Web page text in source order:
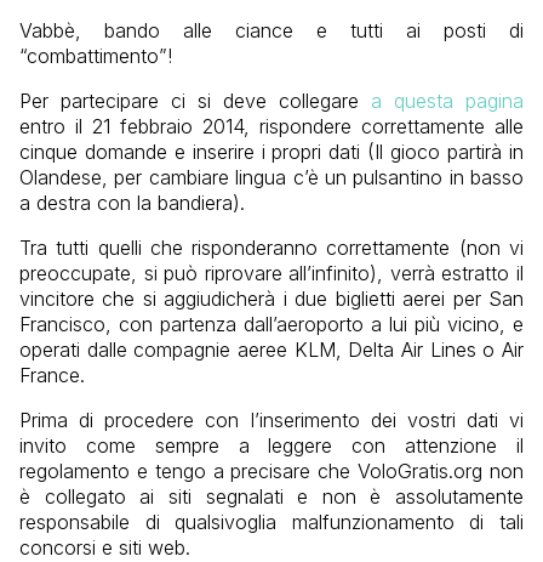
Vabbè, bando alle ciance e tutti ai posti di
“combattimento”!
Per partecipare ci si deve collegare a questa pagina
entro il 21 febbraio 2014, rispondere correttamente alle
cinque domande e inserire i propri dati (Il gioco partirà in
Olandese, per cambiare lingua c’è un pulsantino in basso
a destra con la bandiera).
Tra tutti quelli che risponderanno correttamente (non vi
preoccupate, si può riprovare all’infinito), verrà estratto il
vincitore che si aggiudicherà i due biglietti aerei per San
Francisco, con partenza dall’aeroporto a lui più vicino, e
operati dalle compagnie aeree KLM, Delta Air Lines o Air
France.
Prima di procedere con l’inserimento dei vostri dati vi
invito come sempre a leggere con attenzione il
regolamento e tengo a precisare che VoloGratis.org non
è collegato ai siti segnalati e non è assolutamente
responsabile di qualsivoglia malfunzionamento di tali
concorsi e siti web.